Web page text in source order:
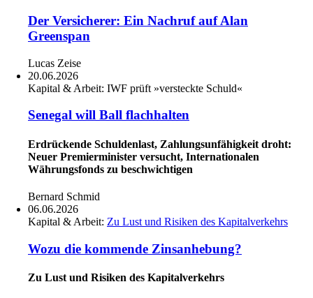
Der Versicherer: Ein Nachruf auf Alan
Greenspan
Lucas Zeise
20.06.2026
Kapital & Arbeit: IWF prüft »versteckte Schuld«
Senegal will Ball flachhalten
Erdrückende Schuldenlast, Zahlungsunfähigkeit droht:
Neuer Premierminister versucht, Internationalen
Währungsfonds zu beschwichtigen
Bernard Schmid
06.06.2026
Kapital & Arbeit: Zu Lust und Risiken des Kapitalverkehrs
Wozu die kommende Zinsanhebung?
Zu Lust und Risiken des Kapitalverkehrs